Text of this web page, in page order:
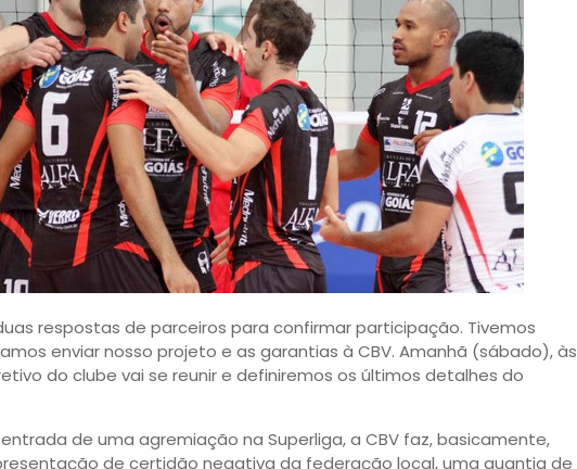
respostas de parceiros para confirmar participação. Tivemos
enviar nosso projeto e as garantias à CBV. Amanhã (sábado), às
do clube vai se reunir e definiremos os últimos detalhes do
de uma agremiação na Superliga, a CBV faz, basicamente,
de certidão negativa da federação local, uma quantia de